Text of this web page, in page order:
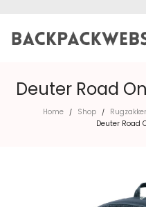
Deuter Road
Home / Shop /
Deuter Road